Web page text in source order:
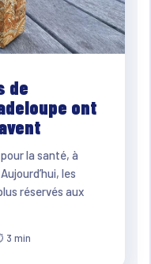
de
ont
la santé, à
les
réservés aux
3 min